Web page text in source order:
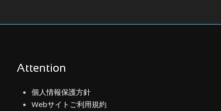
Attention
個人情報保護方針
Webサイトご利用規約